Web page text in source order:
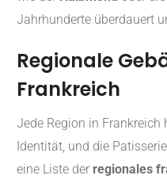
Jahrhunderte überdauert
Regionale
Frankreich
Jede Region in
Identität, und die
eine Liste der regionales